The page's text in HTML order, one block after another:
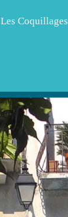
Les Coquillages